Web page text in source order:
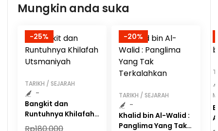
Mungkin anda suka
-25%
TARIKH / SEJARAH
-
Bangkit dan
Runtuhnya Khilafah
Utsmaniyah
Rp180.000
-20%
TARIKH / SEJARAH
-
Khalid bin Al-Walid :
Panglima Yang Tak